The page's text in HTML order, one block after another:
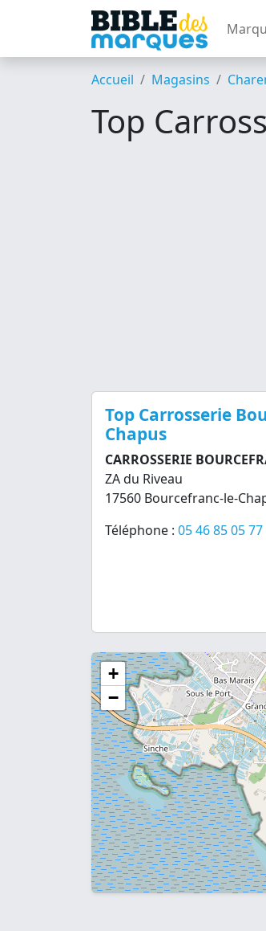
Accueil Magasins
Top
Top Carrosserie
Chapus
CARROSSERIE
ZA du Riveau
17560 Bourcefranc-le-
Téléphone : 05 46 85 05 77
+
−